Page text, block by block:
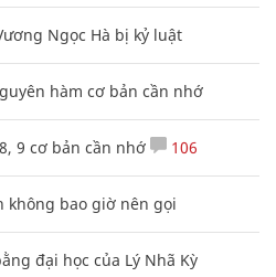
Ngọc Hà bị kỷ luật
hàm cơ bản cần nhớ
9 cơ bản cần nhớ 106
không bao giờ nên gọi
đại học của Lý Nhã Kỳ